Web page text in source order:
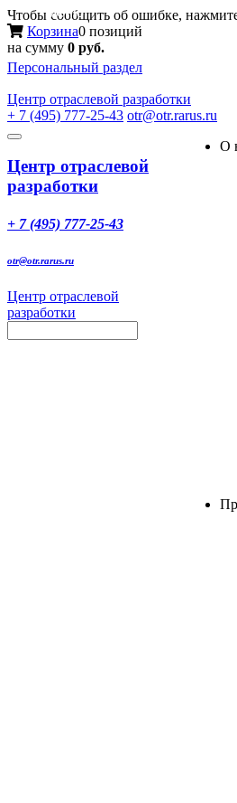
Чтобы сообщить об ошибке,
Корзина0 позиций
на сумму 0 руб.
Персональный раздел
Центр отраслевой разработки
+ 7 (495) 777-25-43 otr@otr.rarus.ru
Toggle
Меню
Центр отраслевой
разработки
+ 7 (495) 777-25-43
otr@otr.rarus.ru
Центр отраслевой
разработки
О